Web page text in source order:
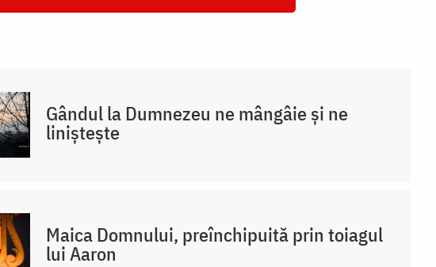
Gândul la Dumnezeu ne mângâie și ne
liniștește
Maica Domnului, preînchipuită prin toiagul
lui Aaron